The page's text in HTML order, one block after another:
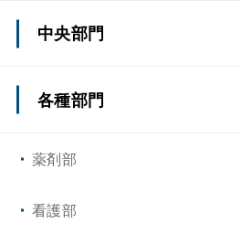
腎臓・高血圧内科
脳神経内科
内分泌代謝内科
上部消化管外科(一般外科)
中央部門
てんかんセンター
各種部門
薬剤部
看護部